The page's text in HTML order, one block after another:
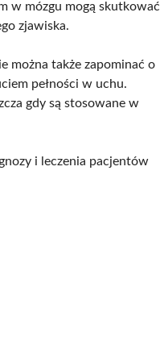
w mózgu mogą skutkować
zjawiska.
można także zapominać o
pełności w uchu.
gdy są stosowane w
i leczenia pacjentów